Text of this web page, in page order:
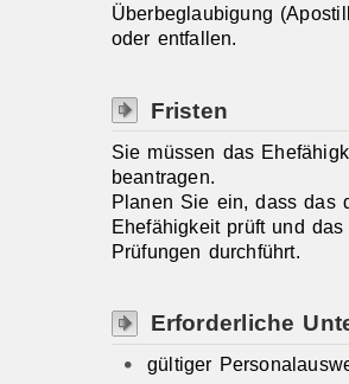
Überbeglaubigung
oder entfallen.
Fristen
Sie müssen das
beantragen.
Planen Sie ein, dass das
Ehefähigkeit prüft und
Prüfungen durchführt.
Erforderliche
gültiger